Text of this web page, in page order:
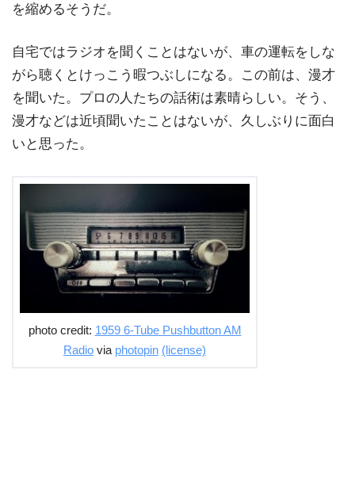
を縮めるそうだ。
自宅ではラジオを聞くことはないが、車の運転をしな
がら聴くとけっこう暇つぶしになる。この前は、漫才
を聞いた。プロの人たちの話術は素晴らしい。そう、
漫才などは近頃聞いたことはないが、久しぶりに面白
いと思った。
photo credit: 1959 6-Tube Pushbutton AM
Radio via photopin (license)